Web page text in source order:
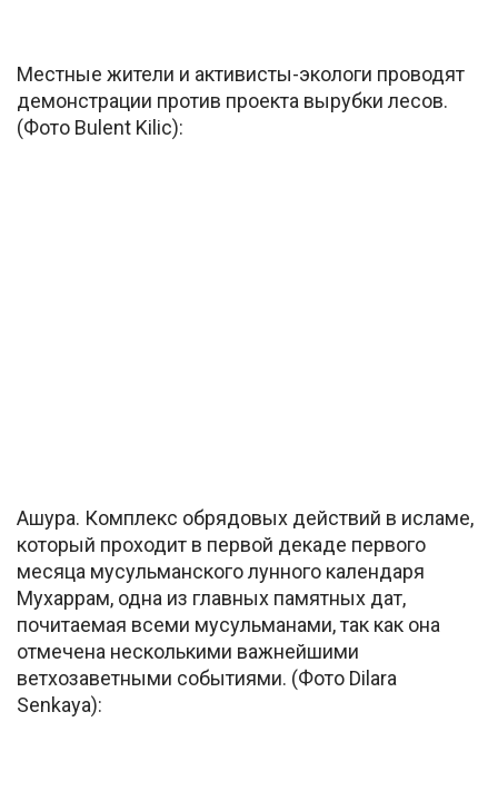
Местные жители и активисты-экологи проводят
демонстрации против проекта вырубки лесов.
(Фото Bulent Kilic):
Ашура. Комплекс обрядовых действий в исламе,
который проходит в первой декаде первого
месяца мусульманского лунного календаря
Мухаррам, одна из главных памятных дат,
почитаемая всеми мусульманами, так как она
отмечена несколькими важнейшими
ветхозаветными событиями. (Фото Dilara
Senkaya):